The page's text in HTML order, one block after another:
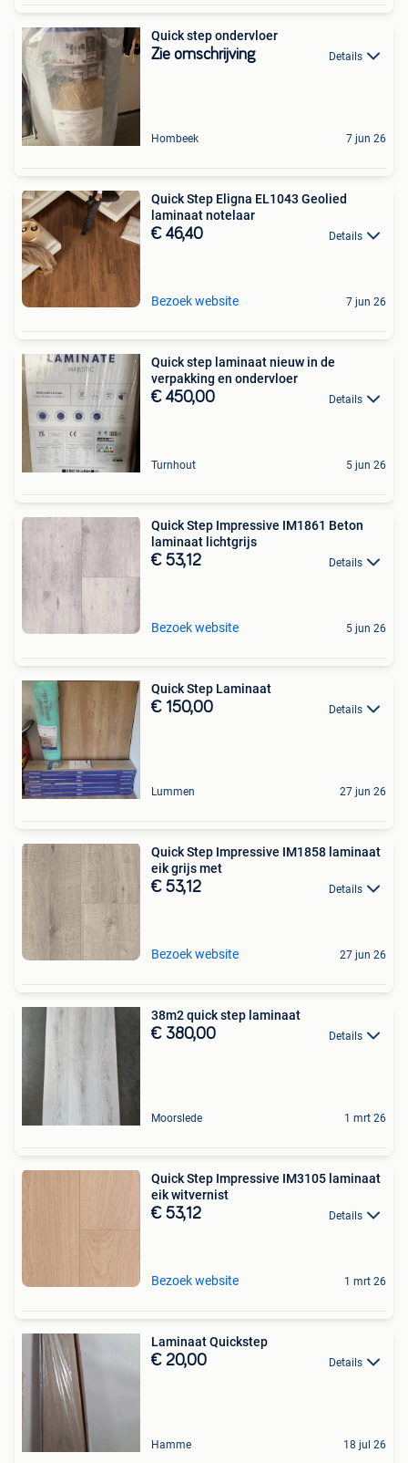
Quick step ondervloer
Zie omschrijving Details
Hombeek 7 jun 26
Quick Step Eligna EL1043 Geolied
laminaat notelaar
€ 46,40 Details
Bezoek website 7 jun 26
Quick step laminaat nieuw in de
verpakking en ondervloer
€ 450,00 Details
Turnhout 5 jun 26
Quick Step Impressive IM1861 Beton
laminaat lichtgrijs
€ 53,12 Details
Bezoek website 5 jun 26
Quick Step Laminaat
€ 150,00 Details
Lummen 27 jun 26
Quick Step Impressive IM1858 laminaat
eik grijs met
€ 53,12 Details
Bezoek website 27 jun 26
38m2 quick step laminaat
€ 380,00 Details
Moorslede 1 mrt 26
Quick Step Impressive IM3105 laminaat
eik witvernist
€ 53,12 Details
Bezoek website 1 mrt 26
Laminaat Quickstep
€ 20,00 Details
Hamme 18 jul 26